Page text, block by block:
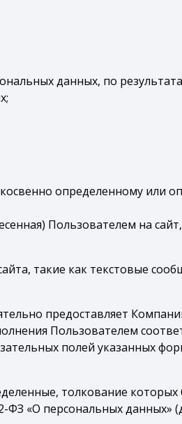
данных, по
определенному или
Пользователем на
такие как текстовые
предоставляет
Пользователем
полей указанных
толкование которых
ФЗ «О персональных данных»